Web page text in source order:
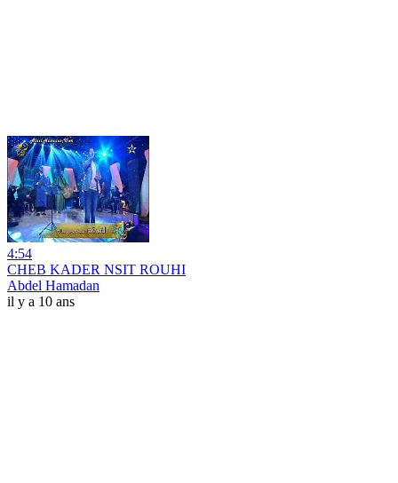
4:54
CHEB KADER NSIT ROUHI
Abdel Hamadan
il y a 10 ans